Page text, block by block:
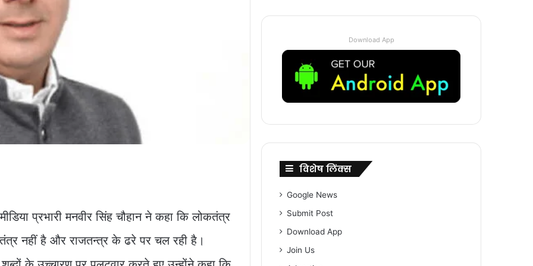
प्रभारी मनवीर सिंह चौहान ने कहा कि लोकतंत्र
नहीं है और राजतन्त्र के ढरे पर चल रही है।
Download App
विशेष लिंक्स
Google News
Submit Post
Download App
Join Us